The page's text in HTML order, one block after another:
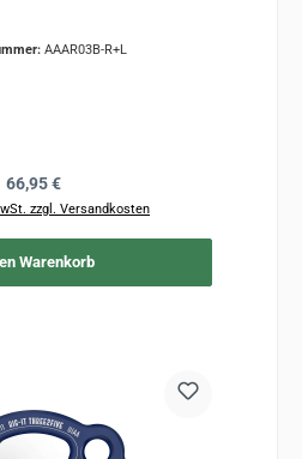
AAAR03B-R+L
Regulärer Preis:
66,95 €
zzgl. Versandkosten
Warenkorb